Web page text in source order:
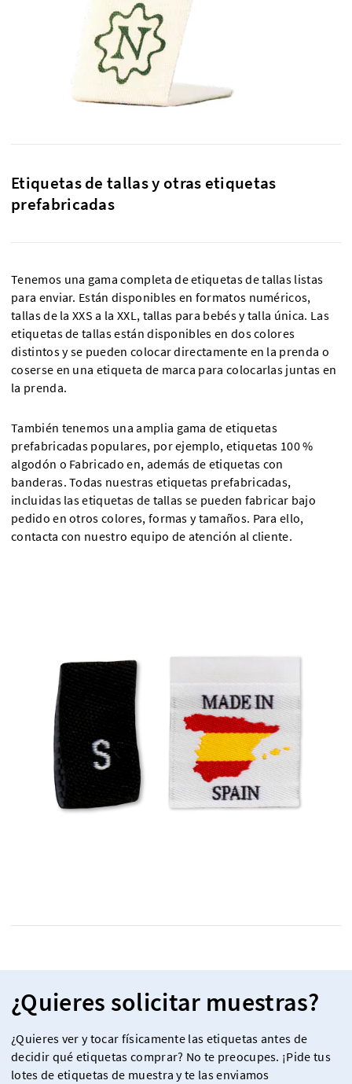
Etiquetas de tallas y otras etiquetas
prefabricadas
Tenemos una gama completa de etiquetas de tallas listas
para enviar. Están disponibles en formatos numéricos,
tallas de la XXS a la XXL, tallas para bebés y talla única. Las
etiquetas de tallas están disponibles en dos colores
distintos y se pueden colocar directamente en la prenda o
coserse en una etiqueta de marca para colocarlas juntas en
la prenda.
También tenemos una amplia gama de etiquetas
prefabricadas populares, por ejemplo, etiquetas 100 %
algodón o Fabricado en, además de etiquetas con
banderas. Todas nuestras etiquetas prefabricadas,
incluidas las etiquetas de tallas se pueden fabricar bajo
pedido en otros colores, formas y tamaños. Para ello,
contacta con nuestro equipo de atención al cliente.
¿Quieres solicitar muestras?
¿Quieres ver y tocar físicamente las etiquetas antes de
decidir qué etiquetas comprar? No te preocupes. ¡Pide tus
lotes de etiquetas de muestra y te las enviamos